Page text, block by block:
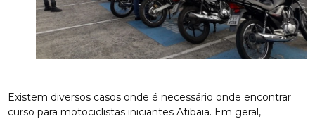
Existem diversos casos onde é necessário onde encontrar
curso para motociclistas iniciantes Atibaia. Em geral,